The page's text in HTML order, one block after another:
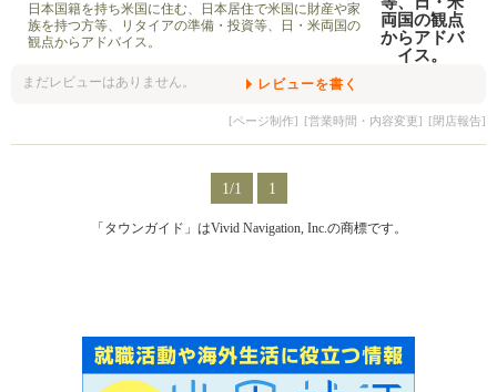
日本国籍を持ち米国に住む、日本居住で米国に財産や家
族を持つ方等、リタイアの準備・投資等、日・米両国の
観点からアドバイス。
まだレビューはありません。 レビューを書く
[ページ制作] [営業時間・内容変更] [閉店報告]
1/1 1
「タウンガイド」はVivid Navigation, Inc.の商標です。